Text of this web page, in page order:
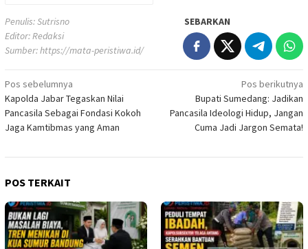
Penulis: Sutrisno
Editor: Redaksi
Sumber:https://mata-peristiwa.id/
SEBARKAN
Navigasi
pos
Pos sebelumnya
Kapolda Jabar Tegaskan Nilai
Pancasila Sebagai Fondasi Kokoh
Jaga Kamtibmas yang Aman
Pos berikutnya
Bupati Sumedang: Jadikan
Pancasila Ideologi Hidup, Jangan
Cuma Jadi Jargon Semata!
POS TERKAIT